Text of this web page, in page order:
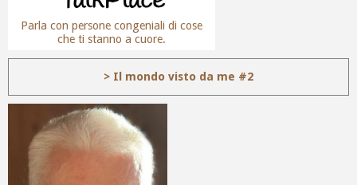
Parla con persone congeniali di cose
che ti stanno a cuore.
> Il mondo visto da me #2